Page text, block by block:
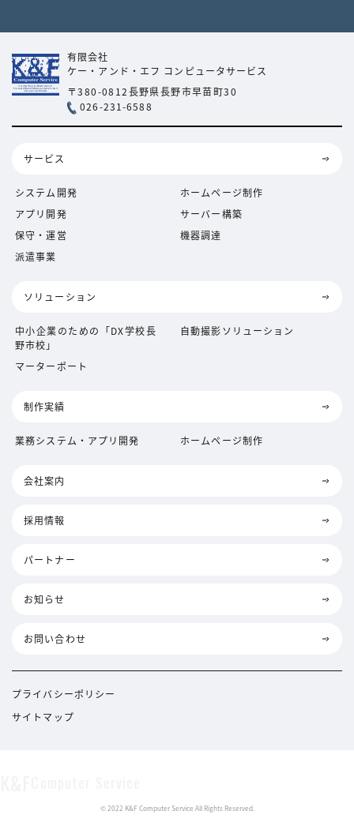
有限会社
ケー・アンド・エフ コンピュータサービス
〒380-0812長野県長野市早苗町30
026-231-6588
サービス
システム開発
ホームページ制作
アプリ開発
サーバー構築
保守・運営
機器調達
派遣事業
ソリューション
中小企業のための「DX学校長
野市校」
自動撮影ソリューション
マーターポート
制作実績
業務システム・アプリ開発 ホームページ制作
会社案内
採用情報
パートナー
お知らせ
お問い合わせ
プライバシーポリシー
サイトマップ
© 2022 K&F Computer Service All Rights Reserved.